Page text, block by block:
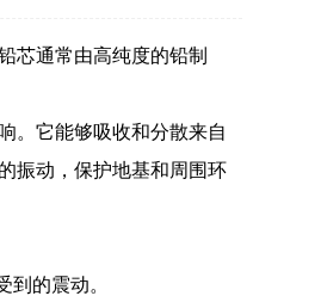
芯通常由高纯度的铅制
。它能够吸收和分散来自
振动，保护地基和周围环
的震动。